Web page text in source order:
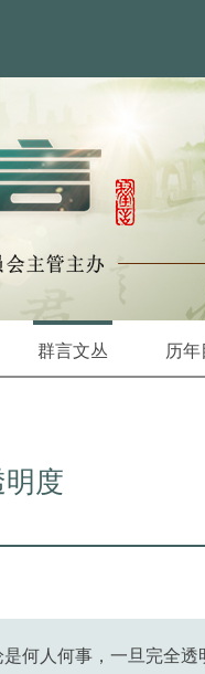
群言文丛 历
明度
何人何事，一旦完全